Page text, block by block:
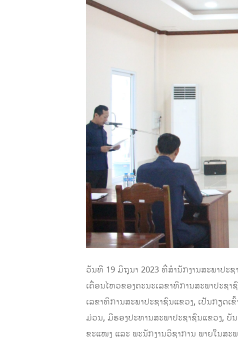
ວັນທີ 19 ມິຖຸນາ 2023 ທີ່ສຳນັກງານສະພາປະ
ເຄື່ອນໄຫວຂອງຄະນະເລຂາທິການສະພາປະຊາ
ເລຂາທິການສະພາປະຊາຊົນແຂວງ, ເປັນກຽດ
ມ່ວນ, ມີຮອງປະທານສະພາປະຊາຊົນແຂວງ, ບັ
ຂະແໜງ ແລະ ພະນັກງານວິຊາການ ພາຍໃນສະ